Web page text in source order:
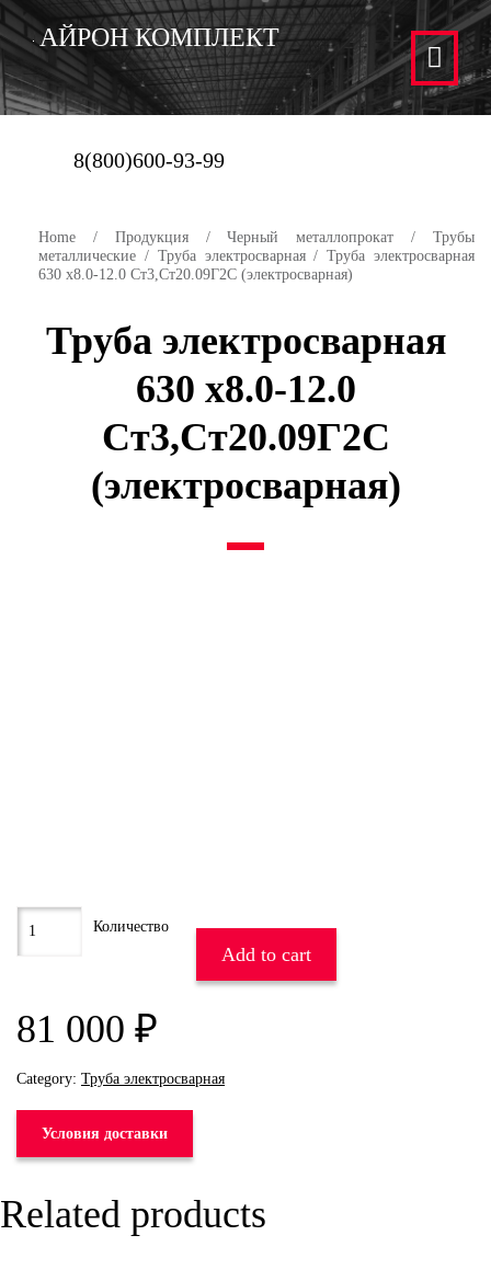
АЙРОН КОМПЛЕКТ
8(800)600-93-99
Home / Продукция/Черный металлопрокат /Трубы
металлические / Труба электросварная/ Труба электросварная
630 х8.0-12.0 Ст3,Ст20.09Г2С (электросварная)
Труба электросварная
630 х8.0-12.0
Ст3,Ст20.09Г2С
(электросварная)
81 000 ₽
Add to cart
Category: Труба электросварная
Условия доставки
Related products